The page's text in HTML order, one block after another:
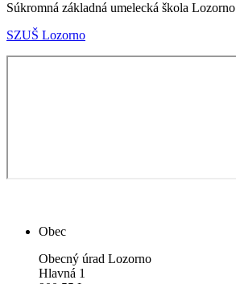
Súkromná základná umelecká škola Lozorno
SZUŠ Lozorno
Obec
Obecný úrad Lozorno
Hlavná 1